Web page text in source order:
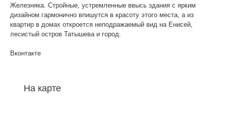
Железняка. Стройные, устремленные ввысь здания с ярким
дизайном гармонично впишутся в красоту этого места, а из
квартир в домах откроется неподражаемый вид на Енисей,
лесистый остров Татышева и город.
Вконтакте
На карте